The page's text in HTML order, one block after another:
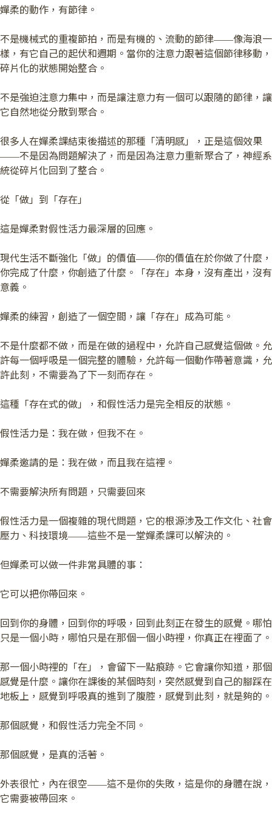
嬋柔的動作，有節律。
不是機械式的重複節拍，而是有機的、流動的節律——像海浪一
樣，有它自己的起伏和週期。當你的注意力跟著這個節律移動，
碎片化的狀態開始整合。
不是強迫注意力集中，而是讓注意力有一個可以跟隨的節律，讓
它自然地從分散到聚合。
很多人在嬋柔課結束後描述的那種「清明感」，正是這個效果
——不是因為問題解決了，而是因為注意力重新聚合了，神經系
統從碎片化回到了整合。
從「做」到「存在」
這是嬋柔對假性活力最深層的回應。
現代生活不斷強化「做」的價值——你的價值在於你做了什麼，
你完成了什麼，你創造了什麼。「存在」本身，沒有產出，沒有
意義。
嬋柔的練習，創造了一個空間，讓「存在」成為可能。
不是什麼都不做，而是在做的過程中，允許自己感覺這個做。允
許每一個呼吸是一個完整的體驗，允許每一個動作帶著意識，允
許此刻，不需要為了下一刻而存在。
這種「存在式的做」，和假性活力是完全相反的狀態。
假性活力是：我在做，但我不在。
嬋柔邀請的是：我在做，而且我在這裡。
不需要解決所有問題，只需要回來
假性活力是一個複雜的現代問題，它的根源涉及工作文化、社會
壓力、科技環境——這些不是一堂嬋柔課可以解決的。
但嬋柔可以做一件非常具體的事：
它可以把你帶回來。
回到你的身體，回到你的呼吸，回到此刻正在發生的感覺。哪怕
只是一個小時，哪怕只是在那個一個小時裡，你真正在裡面了。
那一個小時裡的「在」，會留下一點痕跡。它會讓你知道，那個
感覺是什麼。讓你在課後的某個時刻，突然感覺到自己的腳踩在
地板上，感覺到呼吸真的進到了腹腔，感覺到此刻，就是夠的。
那個感覺，和假性活力完全不同。
那個感覺，是真的活著。
外表很忙，內在很空——這不是你的失敗，這是你的身體在說，
它需要被帶回來。